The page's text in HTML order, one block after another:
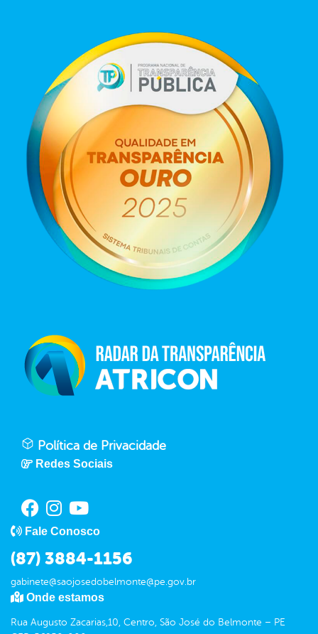
Política de Privacidade
Redes Sociais
Fale Conosco
(87) 3884-1156
gabinete@saojosedobelmonte@pe.gov.br
Onde estamos
Rua Augusto Zacarias,10, Centro, São José do Belmonte – PE